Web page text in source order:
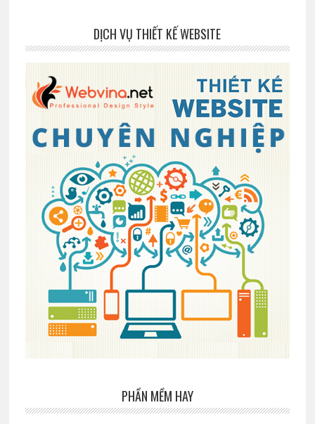
DỊCH VỤ THIẾT KẾ WEBSITE
PHẦN MỀM HAY